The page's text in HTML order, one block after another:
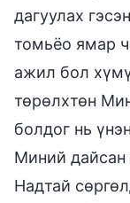
дагуулах
томьёо ямар
ажил бол
төрөлхтөн
болдог нь
Миний дайсан
Надтай